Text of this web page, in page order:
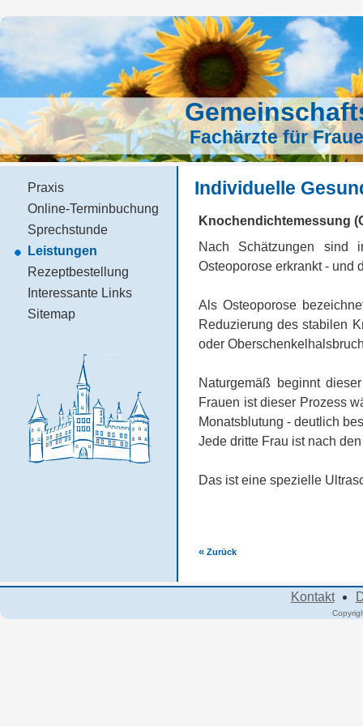
Fachärzte für
Praxis
Online-Terminbuchung
Sprechstunde
Leistungen
Rezeptbestellung
Interessante Links
Sitemap
Individuelle
Knochendichtemessung
Nach Schätzungen sind
Osteoporose erkrankt - und
Als Osteoporose
Reduzierung des stabilen
oder
Naturgemäß beginnt
Frauen ist dieser Prozess
Monatsblutung - deutlich
Jede dritte Frau ist nach
Das ist eine spezielle
« Zurück
Kontakt